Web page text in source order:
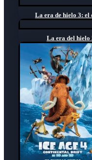
La era de hielo 3: el
La era del hielo